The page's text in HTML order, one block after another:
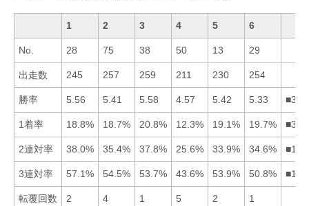
1 2 3 4 5 6
No. 28 75 38 50 13 29
出走数 245 257 259 211 230 254
勝率 5.56 5.41 5.58 4.57 5.42 5.33
1着率 18.8% 18.7% 20.8% 12.3% 19.1% 19.7%
2連対率 38.0% 35.4% 37.8% 25.6% 33.9% 34.6%
3連対率 57.1% 54.5% 53.7% 43.6% 53.9% 50.8%
転覆回数 2 4 1 5 2 1